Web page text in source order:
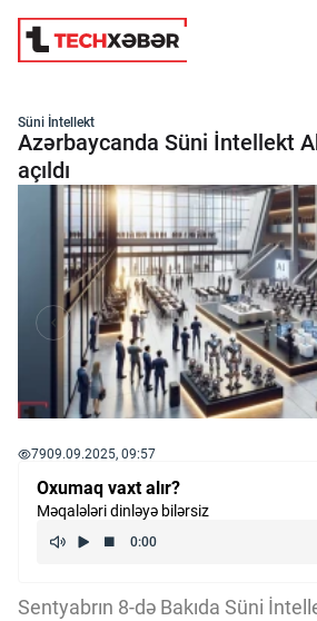
Süni İntellekt
Elm və Kosmos
Texnoloji İnkişaf
İnnovasiya və Startaplar
Robot və Cihazlar
Kriptovalyuta
ÇƏRƏZLƏR SİYASƏTİ
Süni İntellekt
Azərbaycanda Süni İntellekt
açıldı
7909.09.2025, 09:57
Oxumaq vaxt alır?
Məqalələri dinləyə bilərsiz
Sentyabrın 8-də Bakıda Süni